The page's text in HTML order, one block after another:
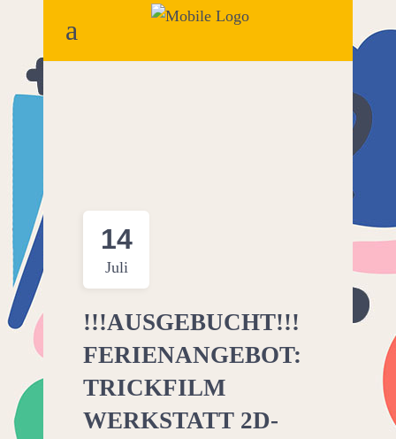
14
Juli
!!!AUSGEBUCHT!!!
FERIENANGEBOT:
TRICKFILM
WERKSTATT 2D-